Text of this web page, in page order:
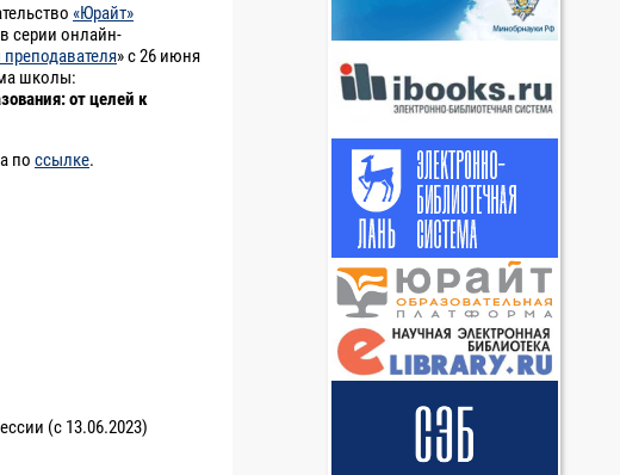
«Юрайт»
серии онлайн-
» с 26 июня
школы:
от целей к
по ссылке.
(с 13.06.2023)